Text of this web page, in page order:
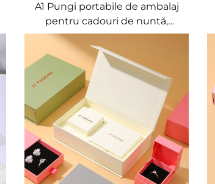
A1 Pungi portabile de ambalaj
pentru cadouri de nuntă,
pătrate, moderne, de lux, cu
cordoane de închidere, cu logo
personalizat, pentru bijuterii,
din catifea